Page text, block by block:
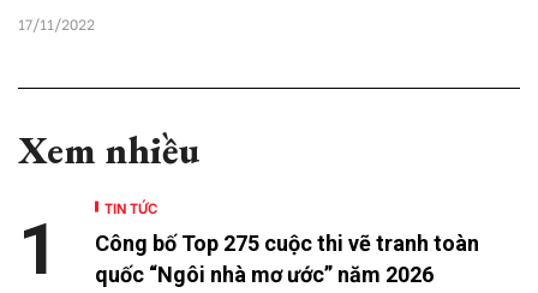
17/11/2022
Xem nhiều
TIN TỨC
Công bố Top 275 cuộc thi vẽ tranh toàn
quốc “Ngôi nhà mơ ước” năm 2026
1